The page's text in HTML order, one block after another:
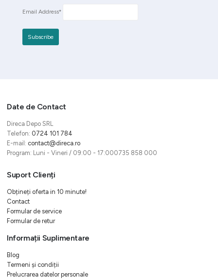
Email Address*
Date de Contact
Direca Depo SRL
Telefon: 0724 101 784
E-mail: contact@direca.ro
Program: Luni - Vineri / 09:00 - 17:000735 858 000
Suport Clienți
Obțineți oferta in 10 minute!
Contact
Formular de service
Formular de retur
Informații Suplimentare
Blog
Termeni și condiții
Prelucrarea datelor personale